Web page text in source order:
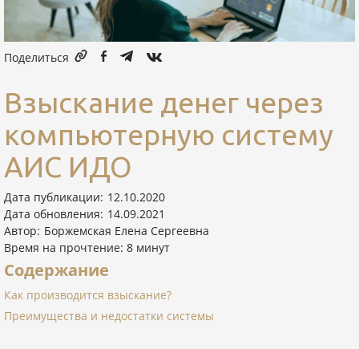
Поделиться
Взыскание денег через
компьютерную систему
АИС ИДО
Дата публикации: 12.10.2020
Дата обновления: 14.09.2021
Автор: Боржемская Елена Сергеевна
Время на прочтение: 8 минут
Содержание
Как производится взыскание?
Преимущества и недостатки системы